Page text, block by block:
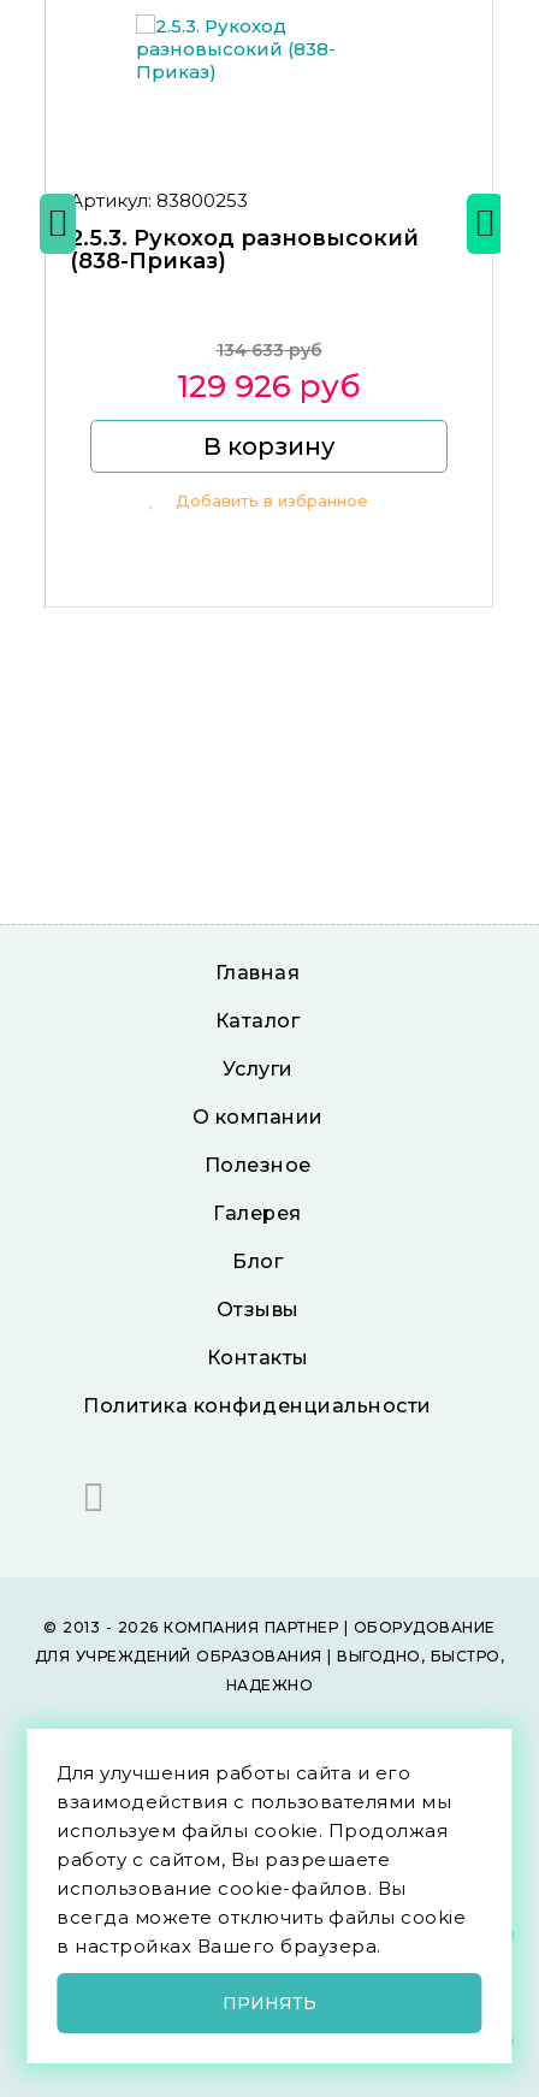
Артикул: 83800253
2.5.3. Рукоход разновысокий
(838-Приказ)
134 633 руб
129 926 руб
В корзину
Добавить в избранное
Главная
Каталог
Услуги
О компании
Полезное
Галерея
Блог
Отзывы
Контакты
Политика конфиденциальности
© 2013 - 2026 КОМПАНИЯ ПАРТНЕР | ОБОРУДОВАНИЕ
ДЛЯ УЧРЕЖДЕНИЙ ОБРАЗОВАНИЯ | ВЫГОДНО, БЫСТРО,
НАДЕЖНО
публичной офертой (ст. 437 ГК РФ) и действуют только
после подтверждения сотрудниками компании и
отправки счёта с подписью и печатью.
Все материалы носят ознакомительный характер.
Для улучшения работы сайта и его
взаимодействия с пользователями мы
используем файлы cookie. Продолжая
работу с сайтом, Вы разрешаете
использование cookie-файлов. Вы
всегда можете отключить файлы cookie
в настройках Вашего браузера.
ПРИНЯТЬ